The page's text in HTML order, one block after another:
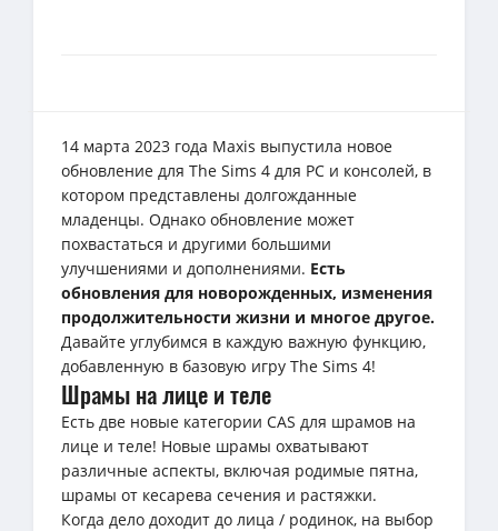
14 марта 2023 года Maxis выпустила новое
обновление для The Sims 4 для РС и консолей, в
котором представлены долгожданные
младенцы. Однако обновление может
похвастаться и другими большими
улучшениями и дополнениями. Есть
обновления для новорожденных, изменения
продолжительности жизни и многое другое.
Давайте углубимся в каждую важную функцию,
добавленную в базовую игру The Sims 4!
Шрамы на лице и теле
Есть две новые категории CAS для шрамов на
лице и теле! Новые шрамы охватывают
различные аспекты, включая родимые пятна,
шрамы от кесарева сечения и растяжки.
Когда дело доходит до лица / родинок, на выбор